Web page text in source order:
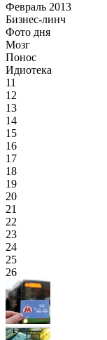
Февраль 2013
Бизнес-линч
Фото дня
Мозг
Понос
Идиотека
11
12
13
14
15
16
17
18
19
20
21
22
23
24
25
26